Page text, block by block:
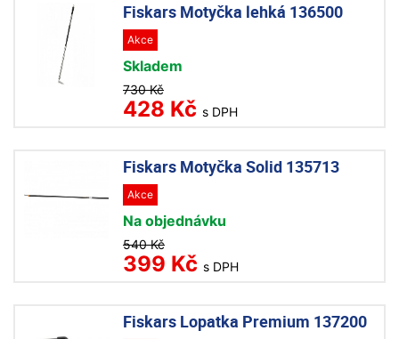
Fiskars Motyčka lehká 136500
Akce
Skladem
730 Kč
428 Kč s DPH
Fiskars Motyčka Solid 135713
Akce
Na objednávku
540 Kč
399 Kč s DPH
Fiskars Lopatka Premium 137200